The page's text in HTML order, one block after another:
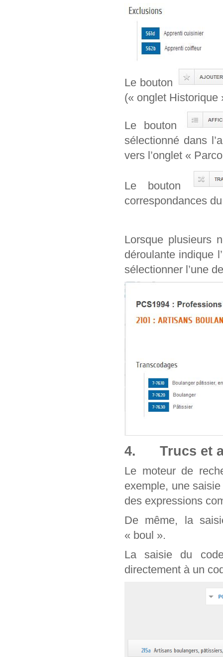
Le bouton
(« onglet Historique
Le bouton
sélectionné dans
vers l’onglet «
Le bouton
correspondances
Lorsque plusieurs
déroulante indique
sélectionner l’une
4. Trucs et
Le moteur de
exemple, une
des expressions
De même, la
« boul ».
La saisie du
directement à un